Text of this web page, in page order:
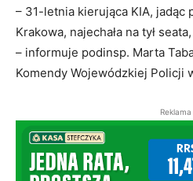
– 31-letnia kierująca KIA, jadąc
Krakowa, najechała na tył
– informuje podinsp. Marta
Komendy Wojewódzkiej Policji
Reklama